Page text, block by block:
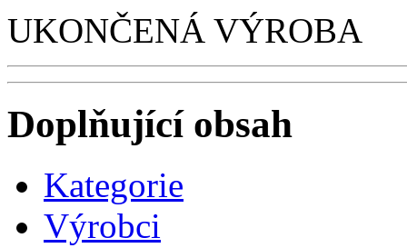
UKONČENÁ VÝROBA
Doplňující obsah
Kategorie
Výrobci